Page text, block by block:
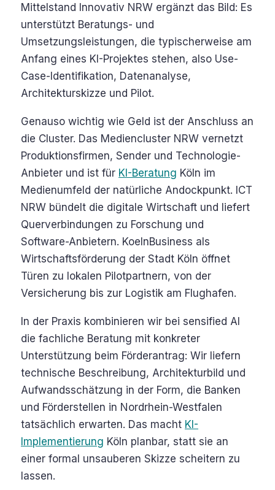
Mittelstand Innovativ NRW ergänzt das Bild: Es
unterstützt Beratungs- und
Umsetzungsleistungen, die typischerweise am
Anfang eines KI-Projektes stehen, also Use-
Case-Identifikation, Datenanalyse,
Architekturskizze und Pilot.
Genauso wichtig wie Geld ist der Anschluss an
die Cluster. Das Mediencluster NRW vernetzt
Produktionsfirmen, Sender und Technologie-
Anbieter und ist für KI-Beratung Köln im
Medienumfeld der natürliche Andockpunkt. ICT
NRW bündelt die digitale Wirtschaft und liefert
Querverbindungen zu Forschung und
Software-Anbietern. KoelnBusiness als
Wirtschaftsförderung der Stadt Köln öffnet
Türen zu lokalen Pilotpartnern, von der
Versicherung bis zur Logistik am Flughafen.
In der Praxis kombinieren wir bei sensified AI
die fachliche Beratung mit konkreter
Unterstützung beim Förderantrag: Wir liefern
technische Beschreibung, Architekturbild und
Aufwandsschätzung in der Form, die Banken
und Förderstellen in Nordrhein-Westfalen
tatsächlich erwarten. Das macht KI-
Implementierung Köln planbar, statt sie an
einer formal unsauberen Skizze scheitern zu
lassen.